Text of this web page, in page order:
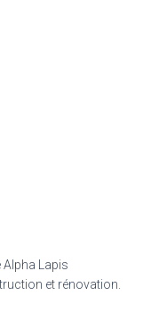
Alpha Lapis
et rénovation.